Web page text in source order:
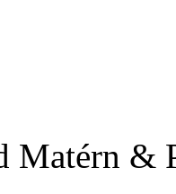
Matérn &